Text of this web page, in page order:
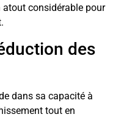
considérable pour
des
dans sa capacité à
tout en